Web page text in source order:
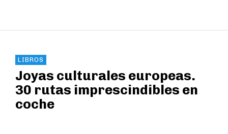
LIBROS
Joyas culturales europeas.
30 rutas imprescindibles en
coche